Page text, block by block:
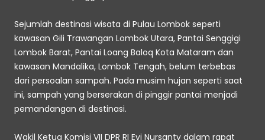
Sejumlah destinasi wisata di Pulau Lombok seperti
kawasan Gili Trawangan Lombok Utara, Pantai Senggigi
Lombok Barat, Pantai Loang Baloq Kota Mataram dan
kawasan Mandalika, Lombok Tengah, belum terbebas
dari persoalan sampah. Pada musim hujan seperti saat
ini, sampah yang berserakan di pinggir pantai menjadi
pemandangan di destinasi.
Wakil Ketua Komisi VII DPR RI Evi Nursanty dalam rapat